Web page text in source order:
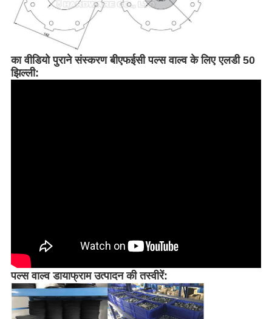
का वीडियोपुराने संस्करण बीएफईसी पल्स वाल्व के लिए एलडी 50
झिल्ली:
पल्स वाल्व डायाफ्राम उत्पादन की तस्वीरें: